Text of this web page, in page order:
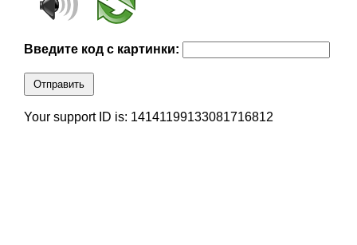
Введите код с картинки:
Отправить
Your support ID is: 14141199133081716812